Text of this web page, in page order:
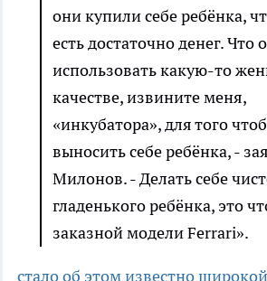
они купили себе ребёнка,
есть достаточно денег. Что
использовать какую-то
качестве, извините меня,
«инкубатора», для того
выносить себе ребёнка, -
Милонов. - Делать себе
гладенького ребёнка, это
заказной модели Ferrari».
стало об этом известно